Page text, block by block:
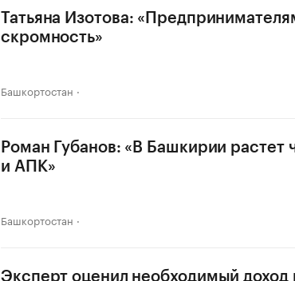
Татьяна Изотова:
скромность»
Башкортостан
Роман Губанов: «В Башкирии растет
и АПК»
Башкортостан
Эксперт оценил необходимый